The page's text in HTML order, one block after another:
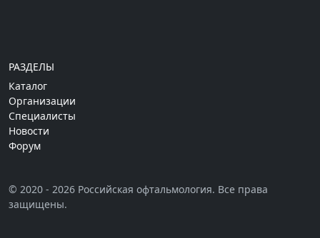
РАЗДЕЛЫ
Каталог
Организации
Специалисты
Новости
Форум
© 2020 - 2026 Российская офтальмология. Все права
защищены.